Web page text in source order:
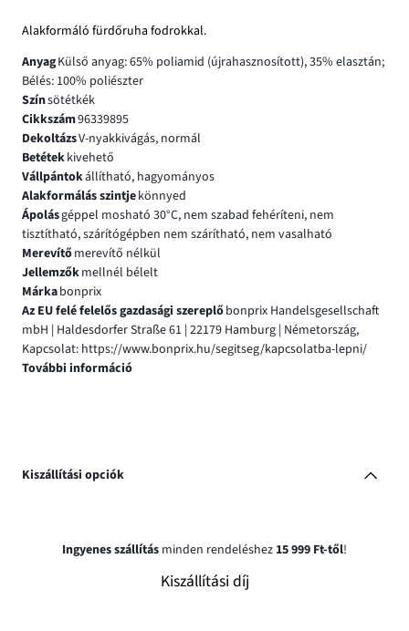
Alakformáló fürdőruha fodrokkal.
AnyagKülső anyag: 65% poliamid (újrahasznosított), 35% elasztán;
Bélés: 100% poliészter
Színsötétkék
Cikkszám96339895
DekoltázsV-nyakkivágás, normál
Betétekkivehető
Vállpántokállítható, hagyományos
Alakformálás szintjekönnyed
Ápolásgéppel mosható 30°C, nem szabad fehéríteni, nem
tisztítható, szárítógépben nem szárítható, nem vasalható
Merevítőmerevítő nélkül
Jellemzőkmellnél bélelt
Márkabonprix
Az EU felé felelős gazdasági szereplőbonprix Handelsgesellschaft
mbH | Haldesdorfer Straße 61 | 22179 Hamburg | Németország,
Kapcsolat: https://www.bonprix.hu/segitseg/kapcsolatba-lepni/
További információ
Kiszállítási opciók
Ingyenes szállítás minden rendeléshez 15 999 Ft-től!
Kiszállítási díj